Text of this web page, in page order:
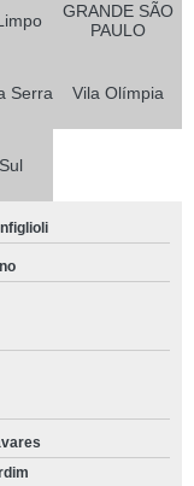
GRANDE SÃO
PAULO
Serra Vila Olímpia